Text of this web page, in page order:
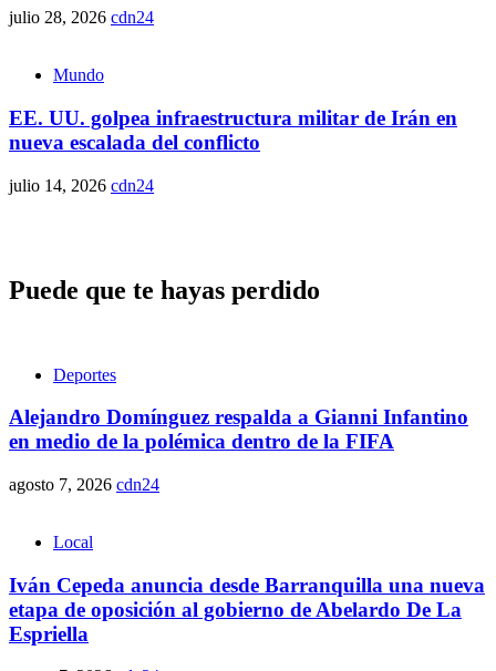
julio 28, 2026 cdn24
Mundo
EE. UU. golpea infraestructura militar de Irán en
nueva escalada del conflicto
julio 14, 2026 cdn24
Puede que te hayas perdido
Deportes
Alejandro Domínguez respalda a Gianni Infantino
en medio de la polémica dentro de la FIFA
agosto 7, 2026 cdn24
Local
Iván Cepeda anuncia desde Barranquilla una nueva
etapa de oposición al gobierno de Abelardo De La
Espriella